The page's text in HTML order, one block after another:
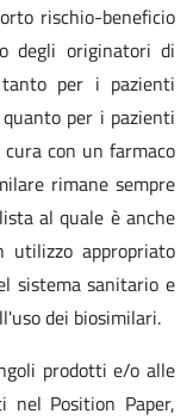
rischio-beneficio
degli originatori di
tanto per i pazienti
per i pazienti
con un farmaco
rimane sempre
al quale è anche
appropriato
sistema sanitario e
dei biosimilari.
prodotti e/o alle
nel Position Paper,